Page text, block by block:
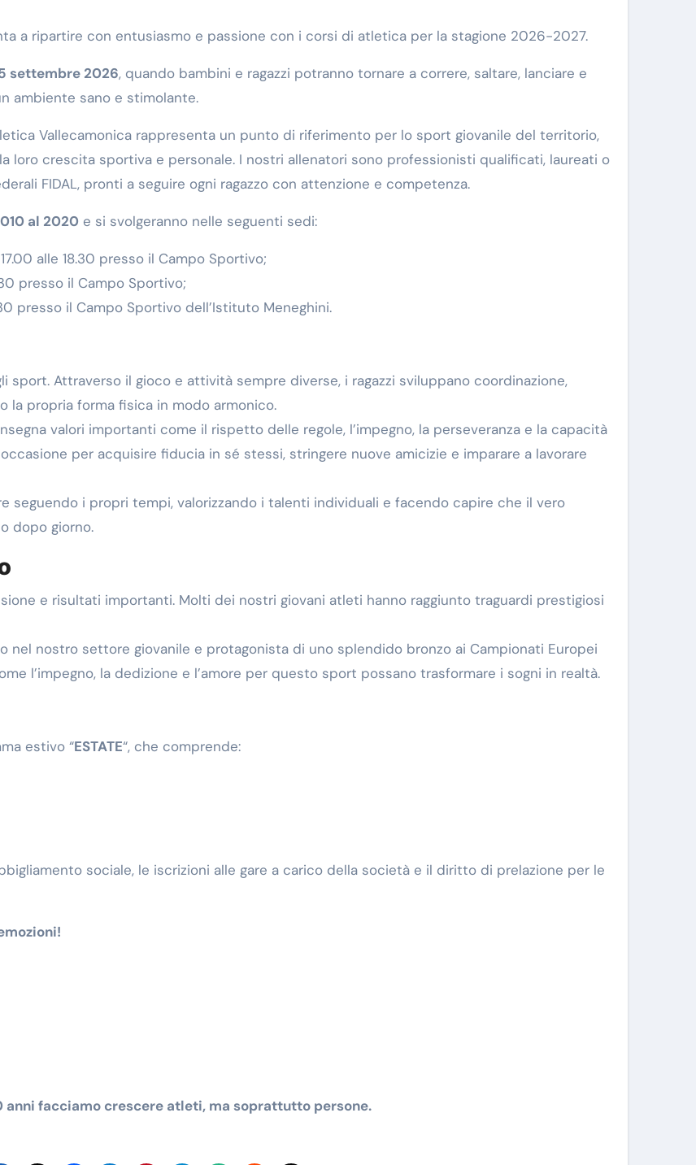
a ripartire con entusiasmo e passione con i corsi di atletica per la stagione 2026-2027.
settembre 2026, quando bambini e ragazzi potranno tornare a correre, saltare, lanciare e
ambiente sano e stimolante.
Vallecamonica rappresenta un punto di riferimento per lo sport giovanile del territorio,
loro crescita sportiva e personale. I nostri allenatori sono professionisti qualificati, laureati o
FIDAL, pronti a seguire ogni ragazzo con attenzione e competenza.
al 2020 e si svolgeranno nelle seguenti sedi:
alle 18.30 presso il Campo Sportivo;
presso il Campo Sportivo;
presso il Campo Sportivo dell’Istituto Meneghini.
sport. Attraverso il gioco e attività sempre diverse, i ragazzi sviluppano coordinazione,
la propria forma fisica in modo armonico.
valori importanti come il rispetto delle regole, l’impegno, la perseveranza e la capacità
per acquisire fiducia in sé stessi, stringere nuove amicizie e imparare a lavorare
seguendo i propri tempi, valorizzando i talenti individuali e facendo capire che il vero
dopo giorno.
e risultati importanti. Molti dei nostri giovani atleti hanno raggiunto traguardi prestigiosi
nel nostro settore giovanile e protagonista di uno splendido bronzo ai Campionati Europei
l’impegno, la dedizione e l’amore per questo sport possano trasformare i sogni in realtà.
estivo “ESTATE“, che comprende:
sociale, le iscrizioni alle gare a carico della società e il diritto di prelazione per le
anni facciamo crescere atleti, ma soprattutto persone.